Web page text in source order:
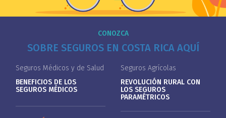
CONOZCA
SOBRE SEGUROS EN COSTA RICA AQUÍ
Seguros Médicos y de Salud
BENEFICIOS DE LOS
SEGUROS MÉDICOS
Seguros Agrícolas
REVOLUCIÓN RURAL CON
LOS SEGUROS
PARAMÉTRICOS